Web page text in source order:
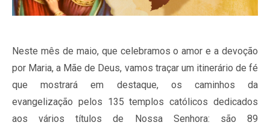
Neste mês de maio, que celebramos o amor e a devoção
por Maria, a Mãe de Deus, vamos traçar um itinerário de fé
que mostrará em destaque, os caminhos da
evangelização pelos 135 templos católicos dedicados
aos vários títulos de Nossa Senhora: são 89